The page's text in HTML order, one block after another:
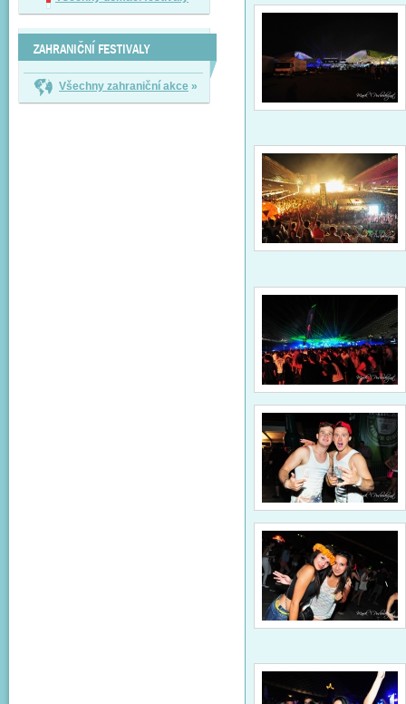
ZAHRANIČNÍ FESTIVALY
Všechny zahraniční akce »